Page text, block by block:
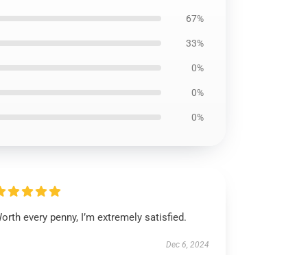
67%
33%
0%
0%
0%
every penny, I’m extremely satisfied.
Dec 6, 2024